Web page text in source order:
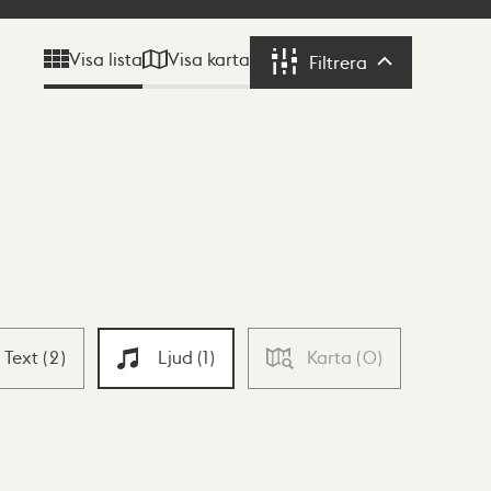
Visa lista Visa karta Filtrera Filtrera
Text (2) Ljud (1) Karta (0)